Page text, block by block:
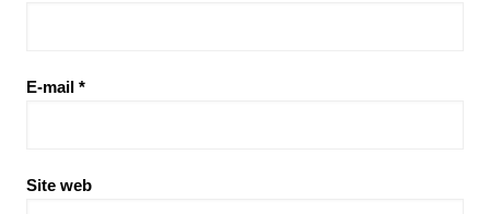
E-mail *
Site web